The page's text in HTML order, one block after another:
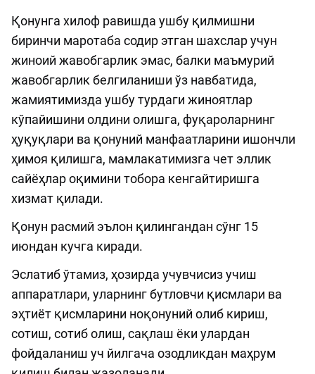
Қонунга хилоф равишда ушбу қилмишни
биринчи маротаба содир этган шахслар учун
жиноий жавобгарлик эмас, балки маъмурий
жавобгарлик белгиланиши ўз навбатида,
жамиятимизда ушбу турдаги жиноятлар
кўпайишини олдини олишга, фуқароларнинг
ҳуқуқлари ва қонуний манфаатларини ишончли
ҳимоя қилишга, мамлакатимизга чет эллик
сайёҳлар оқимини тобора кенгайтиришга
хизмат қилади.
Қонун расмий эълон қилингандан сўнг 15
июндан кучга киради.
Эслатиб ўтамиз, ҳозирда учувчисиз учиш
аппаратлари, уларнинг бутловчи қисмлари ва
эҳтиёт қисмларини ноқонуний олиб кириш,
сотиш, сотиб олиш, сақлаш ёки улардан
фойдаланиш уч йилгача озодликдан маҳрум